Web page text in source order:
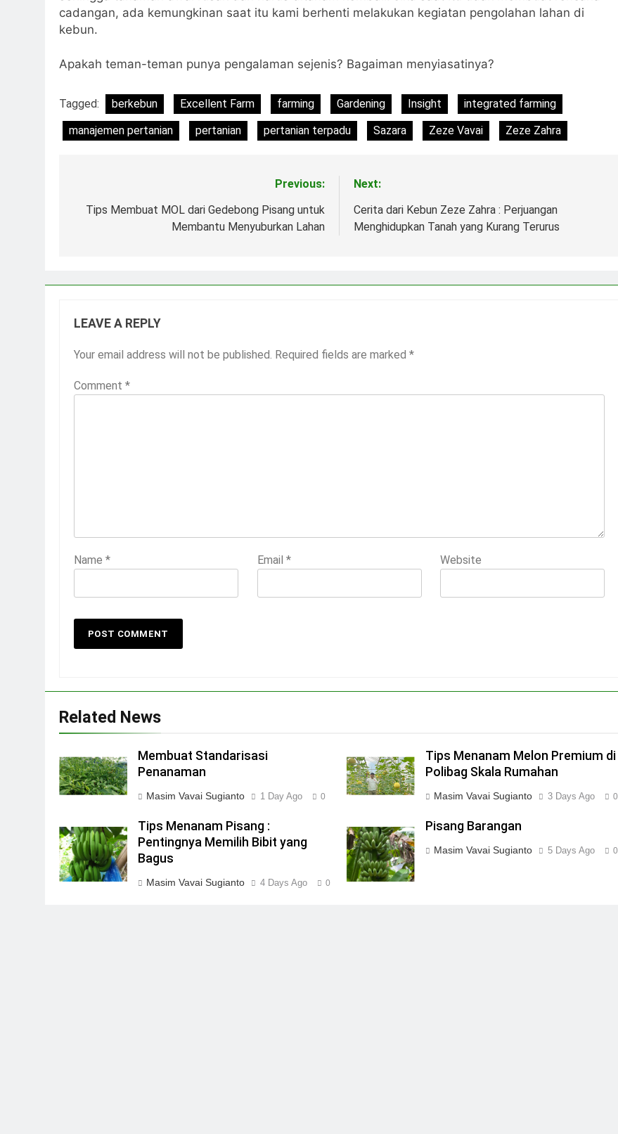
cadangan, ada kemungkinan saat itu kami berhenti melakukan kegiatan pengolahan lahan di
kebun.
Apakah teman-teman punya pengalaman sejenis? Bagaiman menyiasatinya?
Tagged: berkebun Excellent Farm farming Gardening Insight
integrated farming
manajemen pertanian
pertanian pertanian terpadu Sazara Zeze Vavai Zeze Zahra
navigation
Previous:
Tips Membuat MOL dari Gedebong Pisang untuk
Membantu Menyuburkan Lahan
Next:
Cerita dari Kebun Zeze Zahra : Perjuangan
Menghidupkan Tanah yang Kurang Terurus
LEAVE A REPLY
Your email address will not be published. Required fields are marked *
Comment *
Name * Email * Website
Related News
Membuat Standarisasi
Penanaman
Masim Vavai Sugianto 1 Day Ago 0
Tips Menanam Melon Premium di
Polibag Skala Rumahan
Masim Vavai Sugianto 3 Days Ago 0
Tips Menanam Pisang :
Pentingnya Memilih Bibit yang
Bagus
Masim Vavai Sugianto 4 Days Ago 0
Pisang Barangan
Masim Vavai Sugianto 5 Days Ago 0